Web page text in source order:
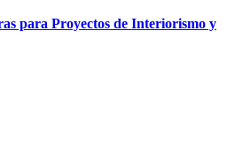
para Proyectos de Interiorismo y